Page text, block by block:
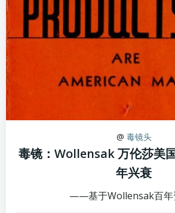
@ 毒镜头
毒镜：Wollensak 万伦莎美
年兴衰
——基于Wollensak百